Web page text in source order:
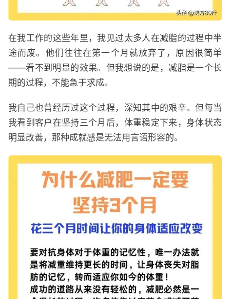
在我工作的这些年里，我见过太多人在减脂的过程中半
途而废。他们往往在第一个月就放弃了，原因很简单
——看不到明显的效果。但我想说的是，减脂是一个长
期的过程，不能急于求成。
我自己也曾经历过这个过程，深知其中的艰辛。但每当
我看到客户在坚持三个月后，体重稳定下来，身体状态
明显改善，那种成就感是无法用言语形容的。